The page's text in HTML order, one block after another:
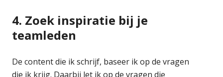
4. Zoek inspiratie bij je
teamleden
De content die ik schrijf, baseer ik op de vragen
die ik krijg. Daarbij let ik op de vragen die